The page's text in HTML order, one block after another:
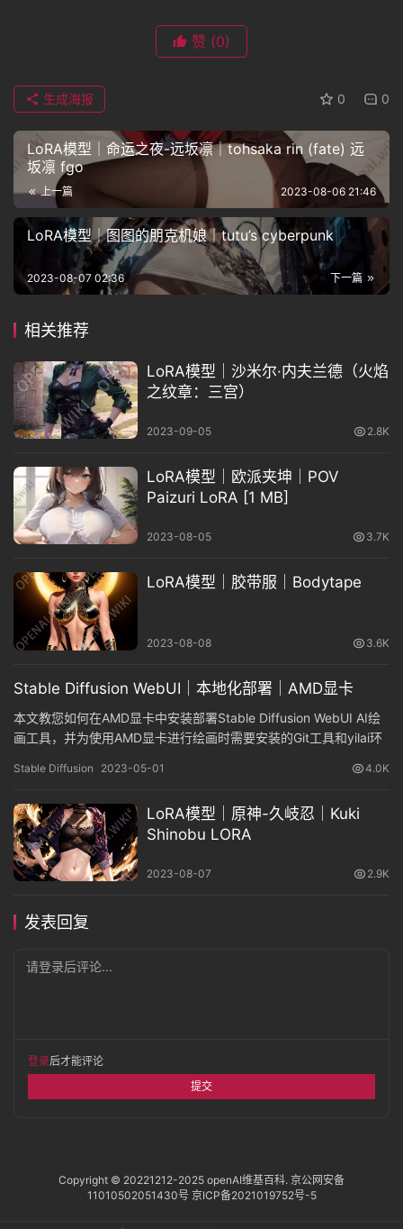
赞 (0)
0 0
生成海报
LoRA模型｜命运之夜-远坂凛｜tohsaka rin (fate) 远
坂凛 fgo
上一篇 2023-08-06 21:46
LoRA模型｜图图的朋克机娘｜tutu’s cyberpunk
下一篇
2023-08-07 02:36
相关推荐
LoRA模型｜沙米尔·内夫兰德（火焰
之纹章：三宫）
2023-09-05 2.8K
LoRA模型｜欧派夹坤｜POV
Paizuri LoRA [1 MB]
2023-08-05 3.7K
LoRA模型｜胶带服｜Bodytape
2023-08-08 3.6K
Stable Diffusion WebUI｜本地化部署｜AMD显卡
本文教您如何在AMD显卡中安装部署Stable Diffusion WebUI AI绘
画工具，并为使用AMD显卡进行绘画时需要安装的Git工具和yilai环
Stable Diffusion 2023-05-01 4.0K
LoRA模型｜原神-久岐忍｜Kuki
Shinobu LORA
2023-08-07 2.9K
发表回复
请登录后评论...
登录后才能评论
提交
Copyright © 20221212-2025 openAI维基百科. 京公网安备
11010502051430号 京ICP备2021019752号-5